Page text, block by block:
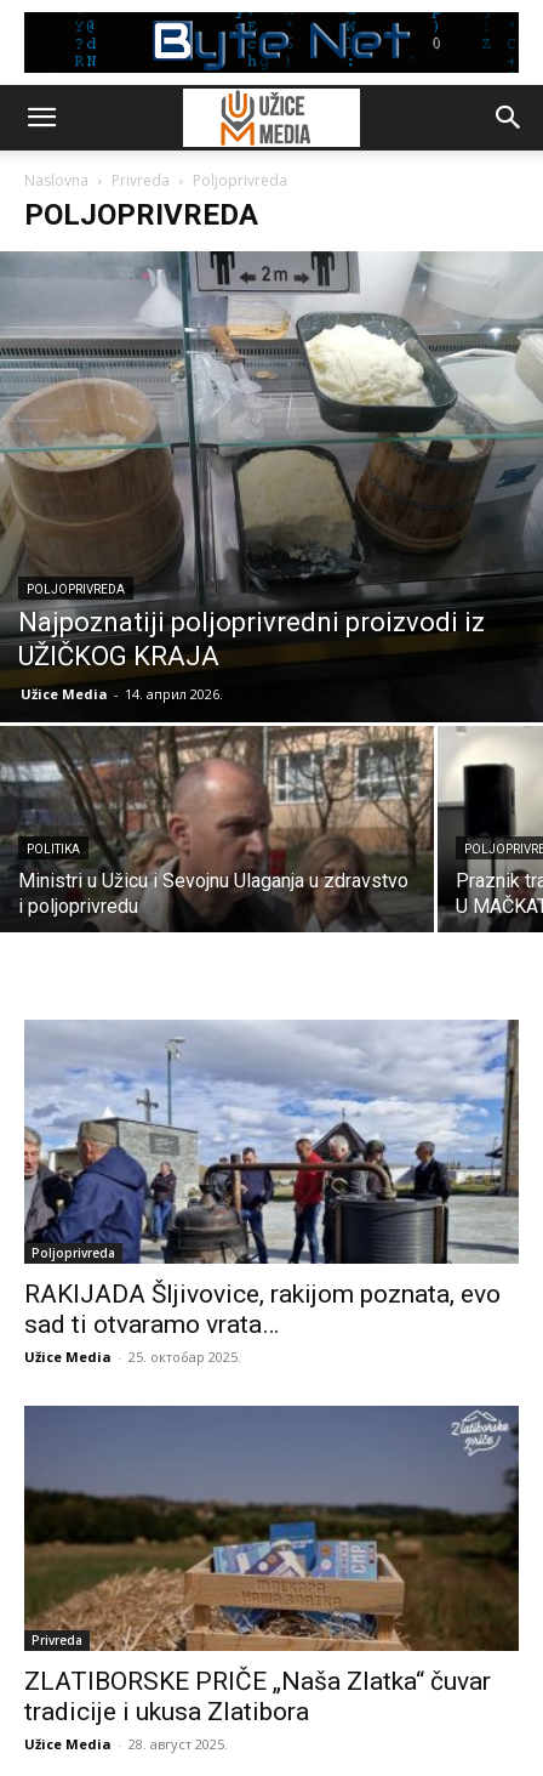
Naslovna Privreda Poljoprivreda
POLJOPRIVREDA
POLJOPRIVREDA
Najpoznatiji poljoprivredni proizvodi iz
UŽIČKOG KRAJA
Užice Media - 14. април 2026.
POLITIKA
Ministri u Užicu i Sevojnu Ulaganja u zdravstvo
i poljoprivredu
Praznik
U
Poljoprivreda
RAKIJADA Šljivovice, rakijom poznata, evo
sad ti otvaramo vrata…
Užice Media - 25. октобар 2025.
Privreda
ZLATIBORSKE PRIČE „Naša Zlatka“ čuvar
tradicije i ukusa Zlatibora
Užice Media - 28. август 2025.